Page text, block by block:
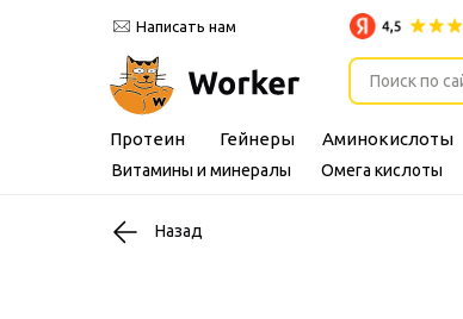
Протеин Гейнеры Аминокислоты
Витамины и минералы
Омега кислоты
Поиск по
Написать нам
Назад